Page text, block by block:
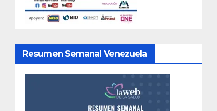
Resumen Semanal Venezuela